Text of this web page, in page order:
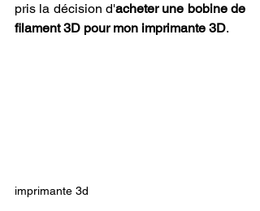
pris la décision d'acheter une bobine de
filament 3D pour mon imprimante 3D.
imprimante 3d